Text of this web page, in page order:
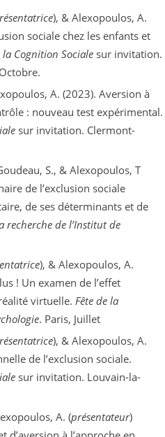
), & Alexopoulos, A.
sociale chez les enfants et
Cognition Socialesur invitation.
A. (2023). Aversion à
: nouveau test expérimental.
sur invitation. Clermont-
S., & Alexopoulos, T
de l’exclusion sociale
de ses déterminants et de
recherche de l’Institut de
), & Alexopoulos, A.
! Un examen de l’effet
virtuelle. Fête de la
. Paris, Juillet
), & Alexopoulos, A.
de l’exclusion sociale.
sur invitation. Louvain-la-
A. (présentateur)